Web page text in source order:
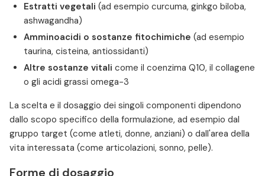
Estratti vegetali (ad esempio curcuma, ginkgo biloba,
ashwagandha)
Amminoacidi o sostanze fitochimiche (ad esempio
taurina, cisteina, antiossidanti)
Altre sostanze vitali come il coenzima Q10, il collagene
o gli acidi grassi omega-3
La scelta e il dosaggio dei singoli componenti dipendono
dallo scopo specifico della formulazione, ad esempio dal
gruppo target (come atleti, donne, anziani) o dall'area della
vita interessata (come articolazioni, sonno, pelle).
Forme di dosaggio